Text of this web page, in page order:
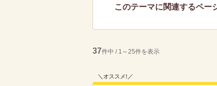
このテーマに関連するペー
37件中 / 1～25件を表示
＼オススメ!／